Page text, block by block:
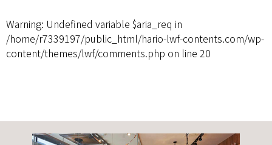
Warning: Undefined variable $aria_req in
/home/r7339197/public_html/hario-lwf-contents.com/wp-
content/themes/lwf/comments.php on line 20